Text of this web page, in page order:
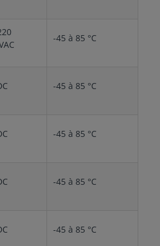
-45 à 85 °C
-45 à 85 °C
-45 à 85 °C
-45 à 85 °C
-45 à 85 °C